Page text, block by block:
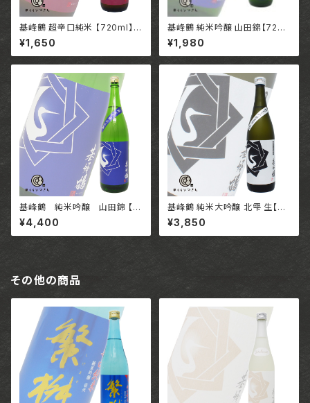
基峰鶴 超辛口純米 【720ml】/
佐賀 合資会社基山商店
¥1,650
基峰鶴 純米吟醸 山田錦【720
ml】 / 佐賀 合資会社基山商店
¥1,980
基峰鶴 純米吟醸 山田錦 【1
800ml】 / 佐賀 合資会社基山
商店
¥4,400
基峰鶴 純米大吟醸 北雫 生【72
0ml】/ 佐賀 合資会社基山商店
¥3,850
その他の商品